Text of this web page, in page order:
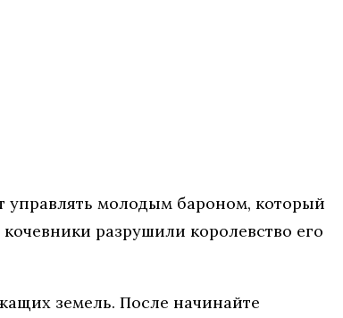
управлять молодым бароном, который
разрушили королевство его
земель. После начинайте